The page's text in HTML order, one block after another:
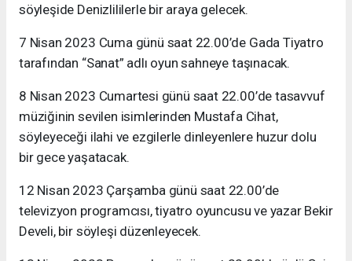
söyleşide Denizlililerle bir araya gelecek.
7 Nisan 2023 Cuma günü saat 22.00’de Gada Tiyatro
tarafından “Sanat” adlı oyun sahneye taşınacak.
8 Nisan 2023 Cumartesi günü saat 22.00’de tasavvuf
müziğinin sevilen isimlerinden Mustafa Cihat,
söyleyeceği ilahi ve ezgilerle dinleyenlere huzur dolu
bir gece yaşatacak.
12 Nisan 2023 Çarşamba günü saat 22.00’de
televizyon programcısı, tiyatro oyuncusu ve yazar Bekir
Develi, bir söyleşi düzenleyecek.